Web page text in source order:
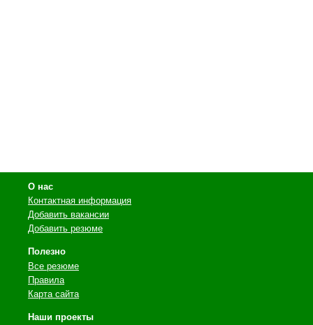
О нас
Контактная информация
Добавить вакансии
Добавить резюме
Полезно
Все резюме
Правила
Карта сайта
Наши проекты